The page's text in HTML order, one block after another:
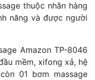
thuộc nhãn hàng
năng và được người
Amazon TP-8046
mềm, xifong xả, hệ
01 bơm massage